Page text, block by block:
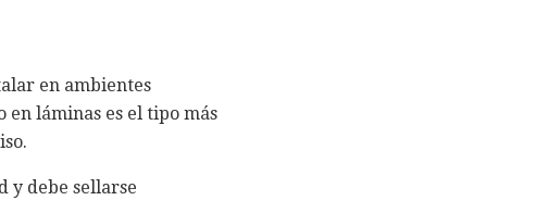
en ambientes
en láminas es el tipo más
y debe sellarse